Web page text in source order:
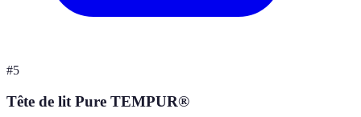
#5
Tête de lit Pure TEMPUR®